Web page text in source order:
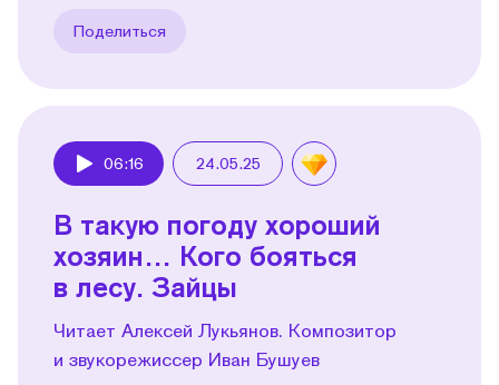
Поделиться
06:16 24.05.25
В такую погоду хороший
хозяин… Кого бояться
в лесу. Зайцы
Читает Алексей Лукьянов. Композитор
и звукорежиссер Иван Бушуев